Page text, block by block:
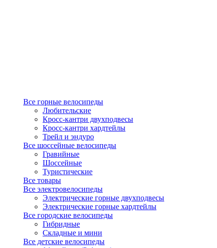
Все горные велосипеды
Любительские
Кросс-кантри двухподвесы
Кросс-кантри хардтейлы
Трейл и эндуро
Все шоссейные велосипеды
Гравийные
Шоссейные
Туристические
Все товары
Все электровелосипеды
Электрические горные двухподвесы
Электрические горные хардтейлы
Все городские велосипеды
Гибридные
Складные и мини
Все детские велосипеды